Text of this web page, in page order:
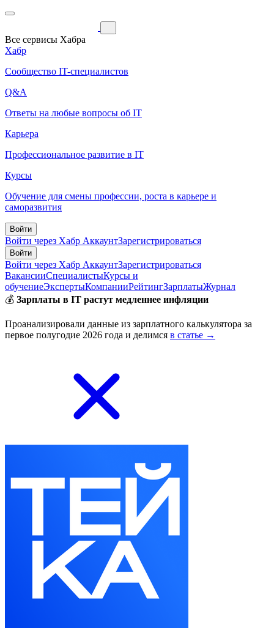
Все сервисы Хабра
Хабр
Сообщество IT-специалистов
Q&A
Ответы на любые вопросы об IT
Карьера
Профессиональное развитие в IT
Курсы
Обучение для смены профессии, роста в карьере и
саморазвития
Войти
Войти через Хабр АккаунтЗарегистрироваться
Войти
Войти через Хабр АккаунтЗарегистрироваться
ВакансииСпециалистыКурсы и
обучениеЭкспертыКомпанииРейтингЗарплатыЖурнал
💰 Зарплаты в IT растут медленнее инфляции
Проанализировали данные из зарплатного калькулятора за
первое полугодие 2026 года и делимся в статье →